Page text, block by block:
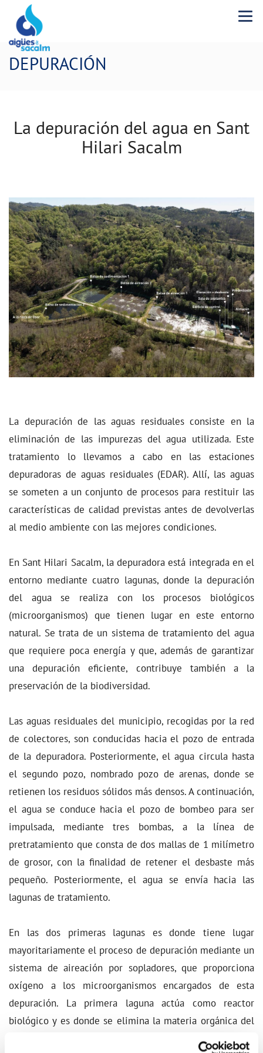
Menu
DEPURACIÓN
La depuración del agua en Sant
Hilari Sacalm
La depuración de las aguas residuales consiste en la
eliminación de las impurezas del agua utilizada. Este
tratamiento lo llevamos a cabo en las estaciones
depuradoras de aguas residuales (EDAR). Allí, las aguas
se someten a un conjunto de procesos para restituir las
características de calidad previstas antes de devolverlas
al medio ambiente con las mejores condiciones.
En Sant Hilari Sacalm, la depuradora está integrada en el
entorno mediante cuatro lagunas, donde la depuración
del agua se realiza con los procesos biológicos
(microorganismos) que tienen lugar en este entorno
natural. Se trata de un sistema de tratamiento del agua
que requiere poca energía y que, además de garantizar
una depuración eficiente, contribuye también a la
preservación de la biodiversidad.
Las aguas residuales del municipio, recogidas por la red
de colectores, son conducidas hacia el pozo de entrada
de la depuradora. Posteriormente, el agua circula hasta
el segundo pozo, nombrado pozo de arenas, donde se
retienen los residuos sólidos más densos. A continuación,
el agua se conduce hacia el pozo de bombeo para ser
impulsada, mediante tres bombas, a la línea de
pretratamiento que consta de dos mallas de 1 milímetro
de grosor, con la finalidad de retener el desbaste más
pequeño. Posteriormente, el agua se envía hacia las
lagunas de tratamiento.
En las dos primeras lagunas es donde tiene lugar
mayoritariamente el proceso de depuración mediante un
sistema de aireación por sopladores, que proporciona
oxígeno a los microorganismos encargados de esta
depuración. La primera laguna actúa como reactor
biológico y es donde se elimina la materia orgánica del
agua, mientras que la segunda laguna funciona como una